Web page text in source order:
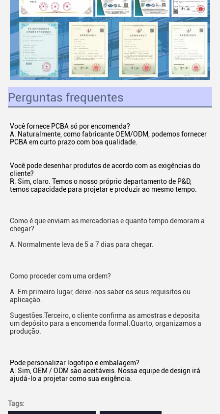
Perguntas frequentes
Você fornece PCBA só por encomenda?
A. Naturalmente, como fabricante OEM/ODM, podemos fornecer
PCBA em curto prazo com boa qualidade.
Você pode desenhar produtos de acordo com as exigências do
cliente?
R. Sim, claro. Temos o nosso próprio departamento de P&D,
temos capacidade para projetar e produzir ao mesmo tempo.
Como é que enviam as mercadorias e quanto tempo demoram a
chegar?
A. Normalmente leva de 5 a 7 dias para chegar.
Como proceder com uma ordem?
A. Em primeiro lugar, deixe-nos saber os seus requisitos ou
aplicação.
Sugestões.Terceiro, o cliente confirma as amostras e deposita
um depósito para a encomenda formal.Quarto, organizamos a
produção.
Pode personalizar logotipo e embalagem?
A: Sim, OEM / ODM são aceitáveis. Nossa equipe de design irá
ajudá-lo a projetar como sua exigência.
Tags: